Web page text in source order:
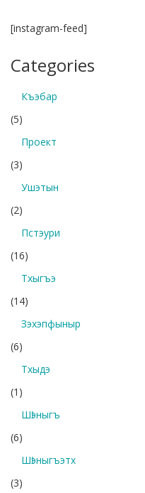
[instagram-feed]
Categories
Къэбар
(5)
Проект
(3)
Ушэтын
(2)
Пстэури
(16)
Тхыгъэ
(14)
Зэхэпфыныр
(6)
Тхыдэ
(1)
Шӏэныгъ
(6)
Шӏэныгъэтх
(3)